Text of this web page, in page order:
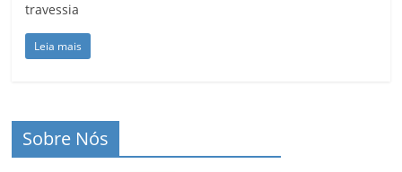
travessia
Leia mais
Sobre Nós